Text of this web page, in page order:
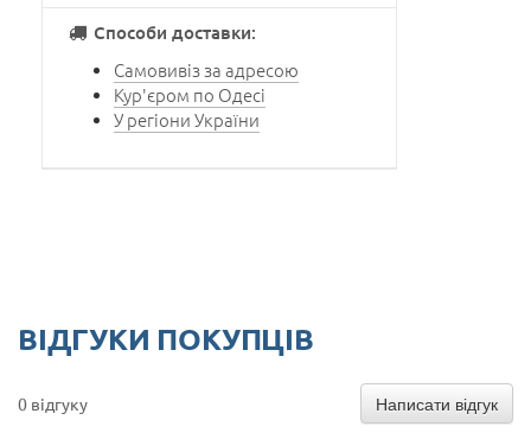
Способи доставки:
Самовивіз за адресою
Кур'єром по Одесі
У регіони України
ВІДГУКИ ПОКУПЦІВ
0 відгуку Написати відгук